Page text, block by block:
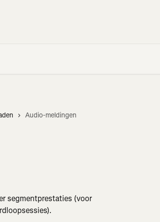
Audio-meldingen
segmentprestaties (voor